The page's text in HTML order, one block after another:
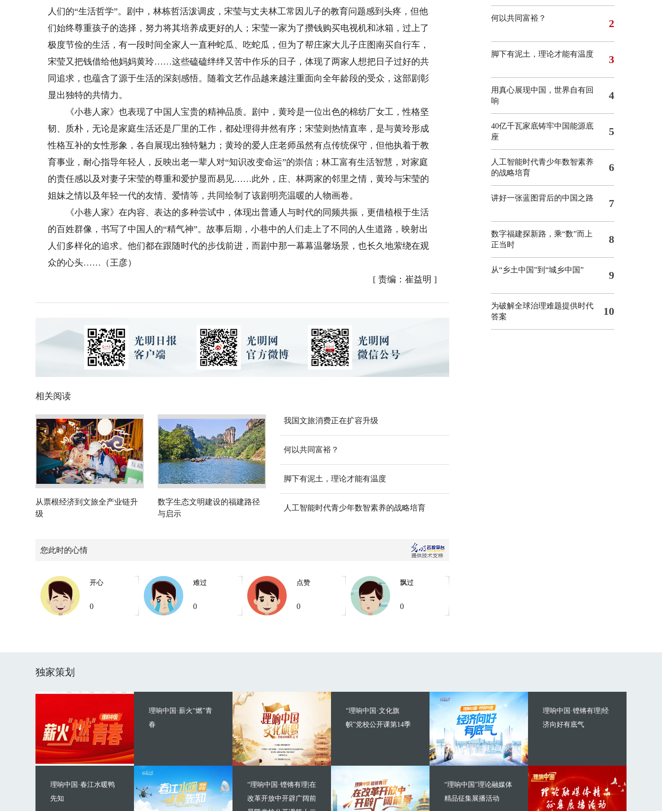
人们的“生活哲学”。剧中，林栋哲活泼调皮，宋莹与丈夫林工常因儿子的教育问题感到头疼，但他
们始终尊重孩子的选择，努力将其培养成更好的人；宋莹一家为了攒钱购买电视机和冰箱，过上了
极度节俭的生活，有一段时间全家人一直种蛇瓜、吃蛇瓜，但为了帮庄家大儿子庄图南买自行车，
宋莹又把钱借给他妈妈黄玲……这些磕磕绊绊又苦中作乐的日子，体现了两家人想把日子过好的共
同追求，也蕴含了源于生活的深刻感悟。随着文艺作品越来越注重面向全年龄段的受众，这部剧彰
显出独特的共情力。
《小巷人家》也表现了中国人宝贵的精神品质。剧中，黄玲是一位出色的棉纺厂女工，性格坚
韧、质朴，无论是家庭生活还是厂里的工作，都处理得井然有序；宋莹则热情直率，是与黄玲形成
性格互补的女性形象，各自展现出独特魅力；黄玲的爱人庄老师虽然有点传统保守，但他执着于教
育事业，耐心指导年轻人，反映出老一辈人对“知识改变命运”的崇信；林工富有生活智慧，对家庭
的责任感以及对妻子宋莹的尊重和爱护显而易见……此外，庄、林两家的邻里之情，黄玲与宋莹的
姐妹之情以及年轻一代的友情、爱情等，共同绘制了该剧明亮温暖的人物画卷。
《小巷人家》在内容、表达的多种尝试中，体现出普通人与时代的同频共振，更借植根于生活
的百姓群像，书写了中国人的“精气神”。故事后期，小巷中的人们走上了不同的人生道路，映射出
人们多样化的追求。他们都在跟随时代的步伐前进，而剧中那一幕幕温馨场景，也长久地萦绕在观
众的心头……（王彦）
[ 责编：崔益明 ]
相关阅读
从票根经济到文旅全产业链升
级
数字生态文明建设的福建路径
与启示
我国文旅消费正在扩容升级
何以共同富裕？
脚下有泥土，理论才能有温度
人工智能时代青少年数智素养的战略培育
您此时的心情
开心
0
难过
0
点赞
0
飘过
0
何以共同富裕？ 2
脚下有泥土，理论才能有温度 3
用真心展现中国，世界自有回
响
4
40亿千瓦家底铸牢中国能源底
座
5
人工智能时代青少年数智素养
的战略培育
6
讲好一张蓝图背后的中国之路 7
数字福建探新路，乘“数”而上
正当时
8
从“乡土中国”到“城乡中国” 9
为破解全球治理难题提供时代
答案
10
独家策划
理响中国·薪火“燃”青
春
理响中国·春江水暖鸭
先知
“理响中国·文化旗
帜”党校公开课第14季
“理响中国·铿锵有理|在
改革开放中开辟广阔前
理响中国·铿锵有理|经
济向好有底气
“理响中国”理论融媒体
精品征集展播活动